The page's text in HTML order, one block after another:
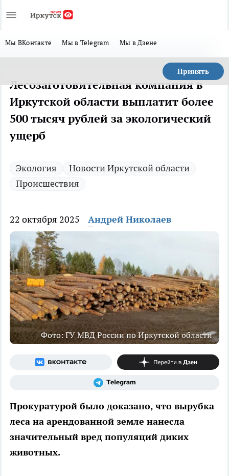
Мы ВКонтакте Мы в Telegram Мы в Дзене
Принять
Лесозаготовительная компания в
Иркутской области выплатит более
500 тысяч рублей за экологический
ущерб
Экология
Новости Иркутской области
Происшествия
22 октября 2025 Андрей Николаев
Фото: ГУ МВД России по Иркутской области
Прокуратурой было доказано, что вырубка
леса на арендованной земле нанесла
значительный вред популяций диких
животных.